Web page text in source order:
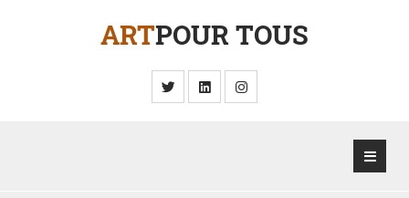
ARTPOUR TOUS